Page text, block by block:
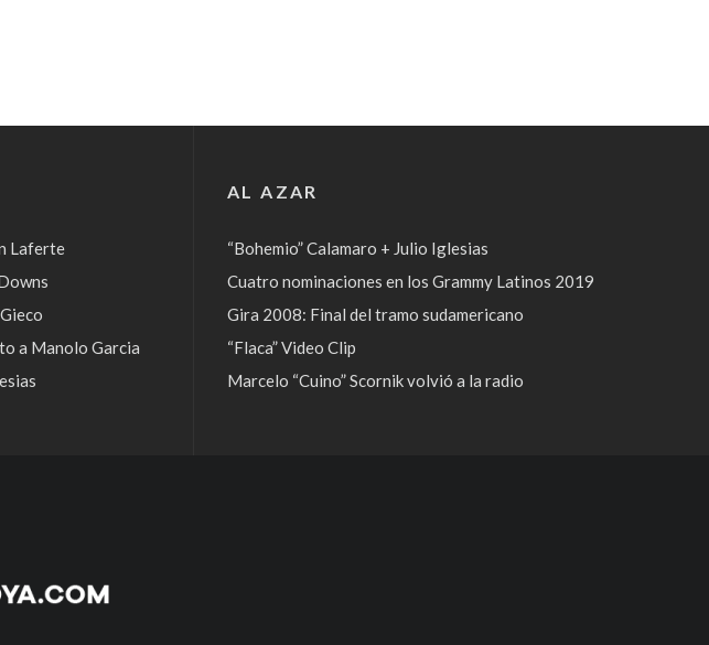
Laferte
a Manolo Garcia
AL AZAR
“Bohemio” Calamaro + Julio Iglesias
Cuatro nominaciones en los Grammy Latinos 2019
Gira 2008: Final del tramo sudamericano
“Flaca” Video Clip
Marcelo “Cuino” Scornik volvió a la radio